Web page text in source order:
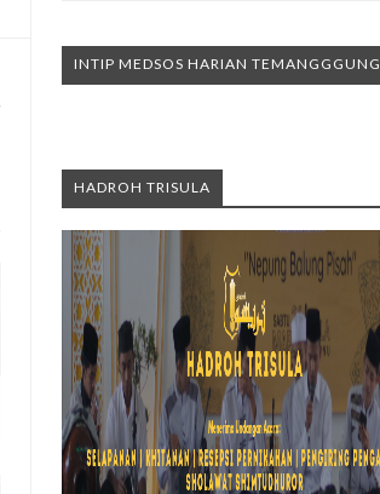
INTIP MEDSOS HARIAN TEMANGGGUNG
HADROH TRISULA